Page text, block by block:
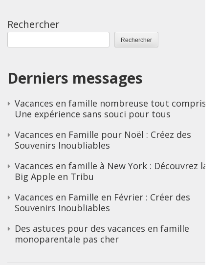
Rechercher
Rechercher
Derniers messages
Vacances en famille nombreuse tout compris :
Une expérience sans souci pour tous
Vacances en Famille pour Noël : Créez des
Souvenirs Inoubliables
Vacances en famille à New York : Découvrez la
Big Apple en Tribu
Vacances en Famille en Février : Créer des
Souvenirs Inoubliables
Des astuces pour des vacances en famille
monoparentale pas cher